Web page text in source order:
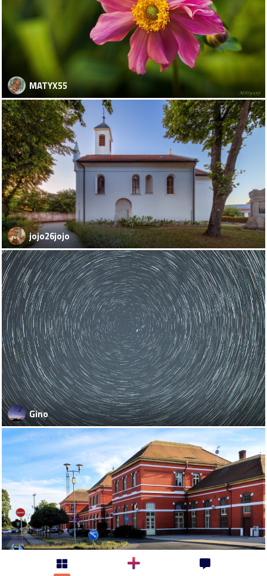
MATYX55
jojo26jojo
Gino
kamikadze-666